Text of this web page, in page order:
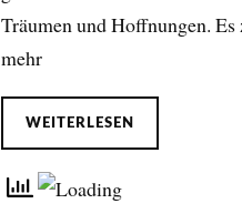
Träumen und Hoffnungen.
mehr
WEITERLESEN